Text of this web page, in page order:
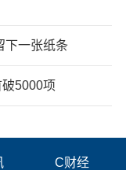
下一张纸条
5000项
C财经